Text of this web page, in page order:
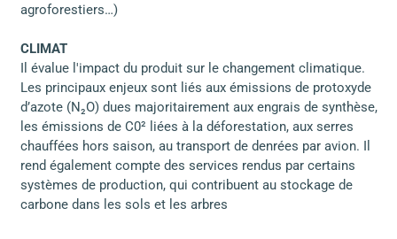
agroforestiers…)
CLIMAT
Il évalue l'impact du produit sur le changement climatique.
Les principaux enjeux sont liés aux émissions de protoxyde
d’azote (N₂O) dues majoritairement aux engrais de synthèse,
les émissions de C0² liées à la déforestation, aux serres
chauffées hors saison, au transport de denrées par avion. Il
rend également compte des services rendus par certains
systèmes de production, qui contribuent au stockage de
carbone dans les sols et les arbres